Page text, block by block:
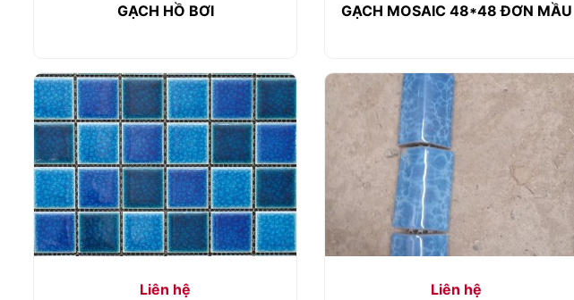
GẠCH HỒ BƠI
GẠCH MOSAIC 48*48 ĐƠN MẦU
Liên hệ
Liên hệ